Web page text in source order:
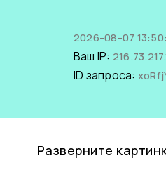
2026-08-07
Ваш IP:
ID запроса:
Разверните